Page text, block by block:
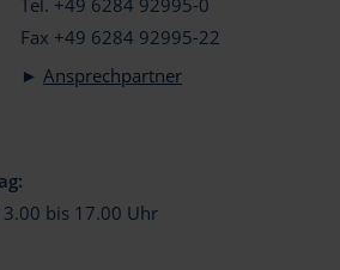
Tel. +49 6284 92995-0
Fax +49 6284 92995-22
► Ansprechpartner
bis 17.00 Uhr